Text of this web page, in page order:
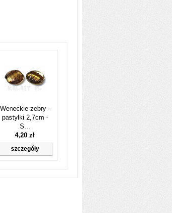
Weneckie zebry -
pastylki 2,7cm -
S...
4,20 zł
szczegóły